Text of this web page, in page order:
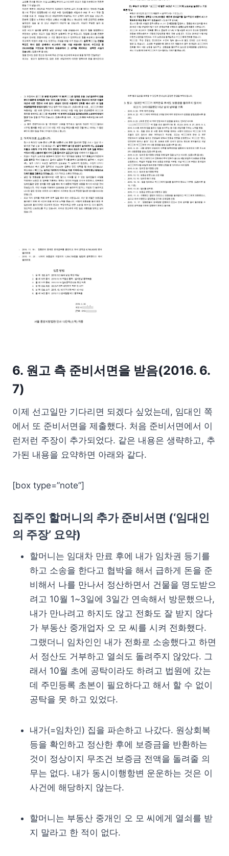
6. 원고 측 준비서면을 받음(2016. 6.
7)
이제 선고일만 기다리면 되겠다 싶었는데, 임대인 쪽
에서 또 준비서면을 제출했다. 처음 준비서면에서 이
런저런 주장이 추가되었다. 같은 내용은 생략하고, 추
가된 내용을 요약하면 아래와 같다.
[box type=”note”]
집주인 할머니의 추가 준비서면 (‘임대인
의 주장’ 요약)
할머니는 임대차 만료 후에 내가 임차권 등기를
하고 소송을 한다고 협박을 해서 급하게 돈을 준
비해서 나를 만나서 정산하면서 건물을 명도받으
려고 10월 1~3일에 3일간 연속해서 방문했으나,
내가 만나려고 하지도 않고 전화도 잘 받지 않다
가 부동산 중개업자 오 모 씨를 시켜 전화했다.
그랬더니 임차인인 내가 전화로 소송했다고 하면
서 정산도 거부하고 열쇠도 돌려주지 않았다. 그
래서 10월 초에 공탁이라도 하려고 법원에 갔는
데 주민등록 초본이 필요하다고 해서 할 수 없이
공탁을 못 하고 있었다.
내가(=임차인) 집을 파손하고 나갔다. 원상회복
등을 확인하고 정산한 후에 보증금을 반환하는
것이 정상이지 무조건 보증금 전액을 돌려줄 의
무는 없다. 내가 동시이행항변 운운하는 것은 이
사건에 해당하지 않는다.
할머니는 부동산 중개인 오 모 씨에게 열쇠를 받
지 말라고 한 적이 없다.